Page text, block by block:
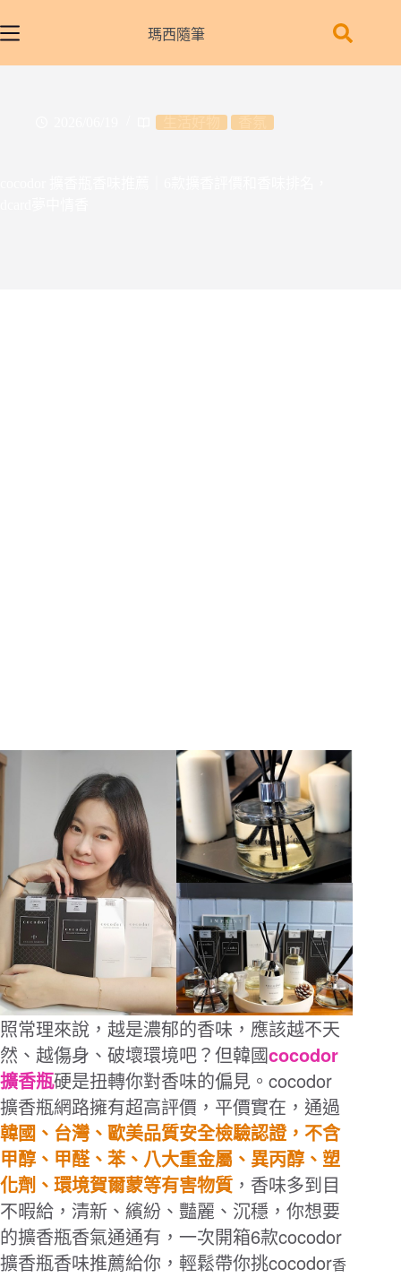
至
瑪西隨筆
照常理來說，越是濃郁的香味，應該越不天
然、越傷身、破壞環境吧？但韓國cocodor
擴香瓶硬是扭轉你對香味的偏見。 cocodor
擴香瓶網路擁有超高評價，平價實在，通過
韓國、台灣、歐美品質安全檢驗認證，不含
甲醇、甲醛、苯、八大重金屬、異丙醇、塑
化劑、環境賀爾蒙等有害物質 ，香味多到目
不暇給，清新、繽紛、豔麗、沉穩，你想要
的擴香瓶香氣通通有，一次開箱6款cocodor
擴香瓶香味推薦給你，輕鬆帶你挑cocodor香